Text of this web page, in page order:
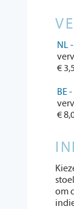
NL -
€
BE -
€
om